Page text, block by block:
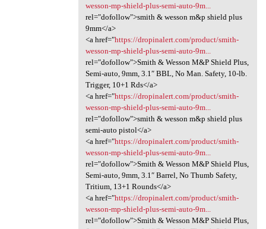
wesson-mp-shield-plus-semi-auto-9m...
rel="dofollow">smith & wesson m&p shield plus
9mm</a>
<a href="https://dropinalert.com/product/smith-
wesson-mp-shield-plus-semi-auto-9m...
rel="dofollow">Smith & Wesson M&P Shield Plus,
Semi-auto, 9mm, 3.1″ BBL, No Man. Safety, 10-lb.
Trigger, 10+1 Rds</a>
<a href="https://dropinalert.com/product/smith-
wesson-mp-shield-plus-semi-auto-9m...
rel="dofollow">smith & wesson m&p shield plus
semi-auto pistol</a>
<a href="https://dropinalert.com/product/smith-
wesson-mp-shield-plus-semi-auto-9m...
rel="dofollow">Smith & Wesson M&P Shield Plus,
Semi-auto, 9mm, 3.1″ Barrel, No Thumb Safety,
Tritium, 13+1 Rounds</a>
<a href="https://dropinalert.com/product/smith-
wesson-mp-shield-plus-semi-auto-9m...
rel="dofollow">Smith & Wesson M&P Shield Plus,